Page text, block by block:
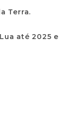
Terra.
até 2025 e